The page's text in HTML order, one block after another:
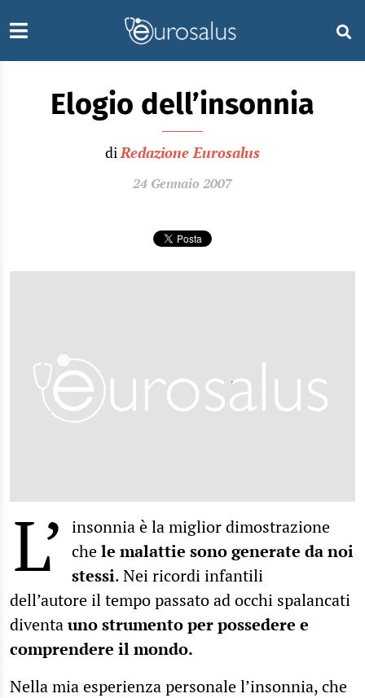
Elogio dell’insonnia
diRedazione Eurosalus
24 Gennaio 2007
L’ insonnia è la miglior dimostrazione
chele malattie sono generate da noi
stessi. Nei ricordi infantili
dell’autore il tempo passato ad occhi spalancati
diventauno strumento per possedere e
comprendere il mondo.
Nella mia esperienza personale l’insonnia, che